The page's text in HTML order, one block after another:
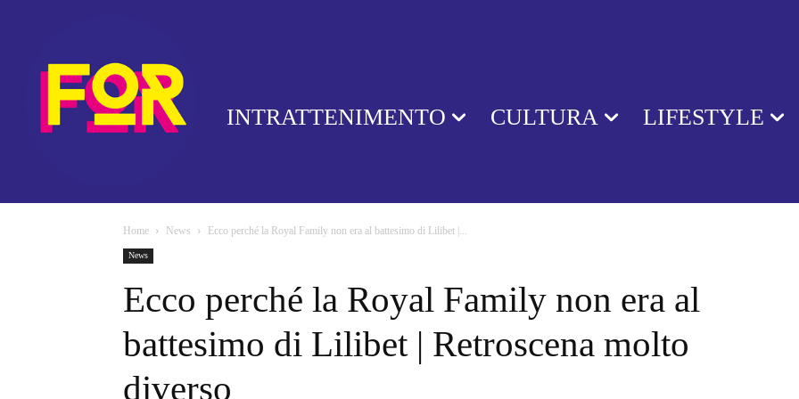
INTRATTENIMENTO CULTURA LIFESTYLE
Home News Ecco perché la Royal Family non era al battesimo di Lilibet |...
News
Ecco perché la Royal Family non era al
battesimo di Lilibet | Retroscena molto
diverso